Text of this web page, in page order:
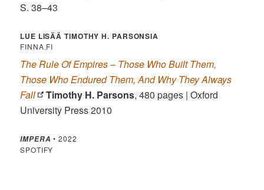
S. 38–43
LUE LISÄÄ TIMOTHY H. PARSONSIA
FINNA.FI
The Rule Of Empires – Those Who Built Them,
Those Who Endured Them, And Why They Always
Fall
Timothy H. Parsons, 480 pages | Oxford
University Press 2010
IMPERA • 2022
SPOTIFY